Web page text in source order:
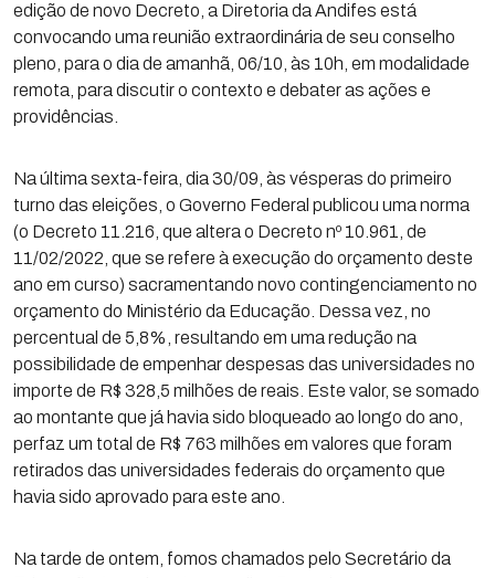
edição de novo Decreto, a Diretoria da Andifes está
convocando uma reunião extraordinária de seu conselho
pleno, para o dia de amanhã, 06/10, às 10h, em modalidade
remota, para discutir o contexto e debater as ações e
providências.
Na última sexta-feira, dia 30/09, às vésperas do primeiro
turno das eleições, o Governo Federal publicou uma norma
(o Decreto 11.216, que altera o Decreto nº 10.961, de
11/02/2022, que se refere à execução do orçamento deste
ano em curso) sacramentando novo contingenciamento no
orçamento do Ministério da Educação. Dessa vez, no
percentual de 5,8%, resultando em uma redução na
possibilidade de empenhar despesas das universidades no
importe de R$ 328,5 milhões de reais. Este valor, se somado
ao montante que já havia sido bloqueado ao longo do ano,
perfaz um total de R$ 763 milhões em valores que foram
retirados das universidades federais do orçamento que
havia sido aprovado para este ano.
Na tarde de ontem, fomos chamados pelo Secretário da